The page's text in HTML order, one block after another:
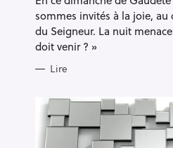
S
sommes invités à la joie,
du Seigneur. La nuit
doit venir ? »
Lire